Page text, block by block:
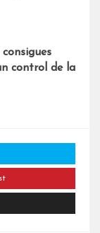
control de la